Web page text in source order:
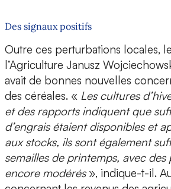
Des signaux positifs
Outre ces perturbations locales,
l’Agriculture Janusz
avait de bonnes nouvelles
des céréales. « Les cultures
et des rapports indiquent que
d’engrais étaient disponibles et
aux stocks, ils sont également
semailles de printemps, avec
encore modérés», indique-t-il.